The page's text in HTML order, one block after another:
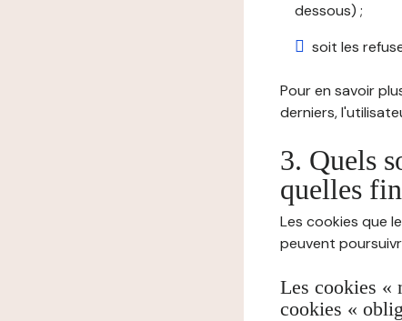
dessous) ;
soit les
Pour en savoir
derniers,
3. Quels
quelles
Les cookies que
peuvent
Les cookies «
cookies «